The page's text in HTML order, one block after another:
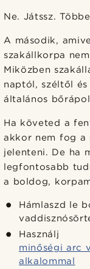
Ne. Játssz.
A második,
szakállkorpa
Miközben
naptól, széltől
általános
Ha követed a
akkor nem fog a
jelenteni. De ha
legfontosabb
a boldog,
Hámlaszd le
Használj
minőségi arc
alkalommal